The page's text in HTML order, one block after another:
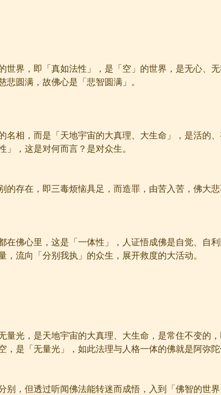
世界，即「真如法性」，是「空」的世界，是无心、
悲圆满，故佛心是「悲智圆满」。
名相，而是「天地宇宙的大真理、大生命」，是活的
」，这是对何而言？是对众生。
的存在，即三毒烦恼具足，而造罪，由苦入苦，佛大
在佛心里，这是「一体性」，人证悟成佛是自觉、自
，流向「分别我执」的众生，展开救度的大活动。
量光，是天地宇宙的大真理、大生命，是常住不变的
，是「无量光」，如此法理与人格一体的佛就是阿弥
别，但透过听闻佛法能转迷而成悟，入到「佛智的世